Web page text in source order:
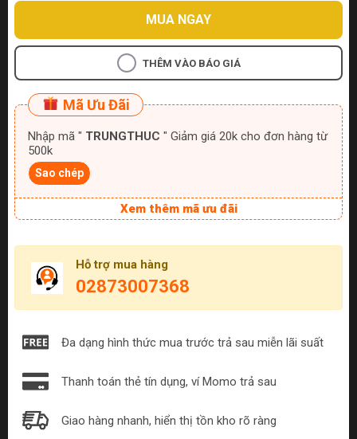
MUA NGAY
THÊM VÀO BÁO GIÁ
Mã Ưu Đãi
Nhập mã " TRUNGTHUC " Giảm giá 20k cho đơn hàng từ
500k
Sao chép
Xem thêm mã ưu đãi
Hỗ trợ mua hàng
02873007368
Đa dạng hình thức mua trước trả sau miễn lãi suất
Thanh toán thẻ tín dụng, ví Momo trả sau
Giao hàng nhanh, hiển thị tồn kho rõ ràng